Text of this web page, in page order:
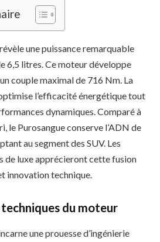
une puissance remarquable
6,5 litres. Ce moteur développe
couple maximal de 716 Nm. La
l’efficacité énergétique tout
dynamiques. Comparé à
le Purosangue conserve l’ADN de
au segment des SUV. Les
de luxe apprécieront cette fusion
innovation technique.
du moteur
une prouesse d’ingénierie